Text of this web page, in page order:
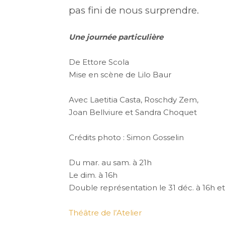
pas fini de nous surprendre.
Une journée particulière
De Ettore Scola
Mise en scène de Lilo Baur
Avec Laetitia Casta, Roschdy Zem,
Joan Bellviure et Sandra Choquet
Crédits photo : Simon Gosselin
Du mar. au sam. à 21h
Le dim. à 16h
Double représentation le 31 déc. à 16h
Théâtre de l’Atelier